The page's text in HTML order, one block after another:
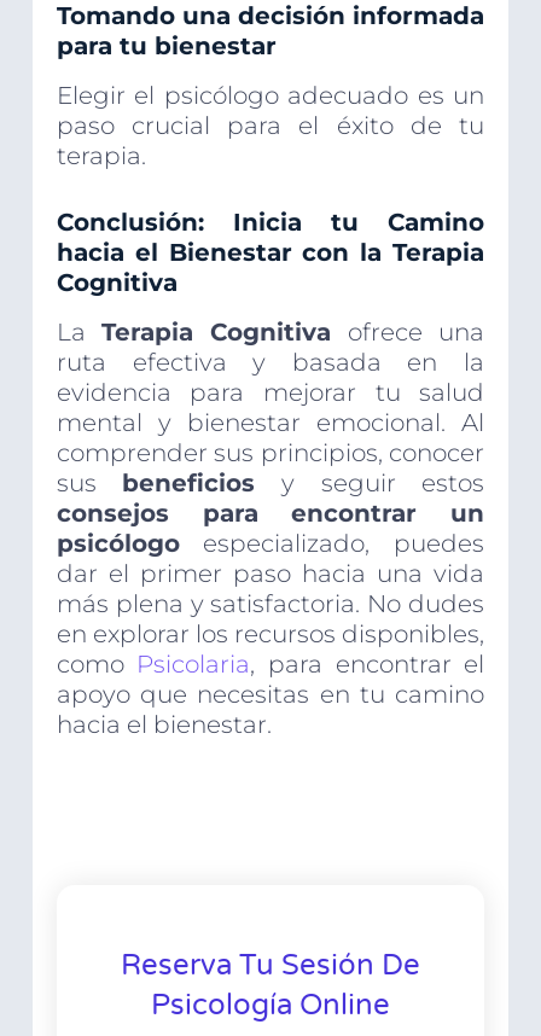
Tomando una decisión informada
para tu bienestar
Elegir el psicólogo adecuado es un
paso crucial para el éxito de tu
terapia.
Conclusión: Inicia tu Camino
hacia el Bienestar con la Terapia
Cognitiva
LaTerapia Cognitiva ofrece una
ruta efectiva y basada en la
evidencia para mejorar tu salud
mental y bienestar emocional. Al
comprender sus principios, conocer
sus beneficios y seguir estos
consejos para encontrar un
psicólogoespecializado, puedes
dar el primer paso hacia una vida
más plena y satisfactoria. No dudes
en explorar los recursos disponibles,
como Psicolaria, para encontrar el
apoyo que necesitas en tu camino
hacia el bienestar.
Reserva Tu Sesión De
Psicología Online